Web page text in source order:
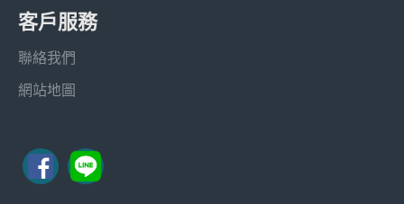
客戶服務
聯絡我們
網站地圖